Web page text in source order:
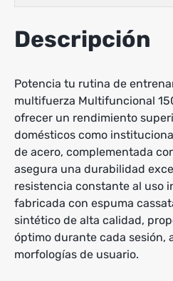
Descripción
Potencia tu rutina de
multifuerza Multifuncional
ofrecer un rendimiento
domésticos como
de acero, complementada
asegura una durabilidad
resistencia constante al uso
fabricada con espuma
sintético de alta calidad,
óptimo durante cada sesión,
morfologías de usuario.